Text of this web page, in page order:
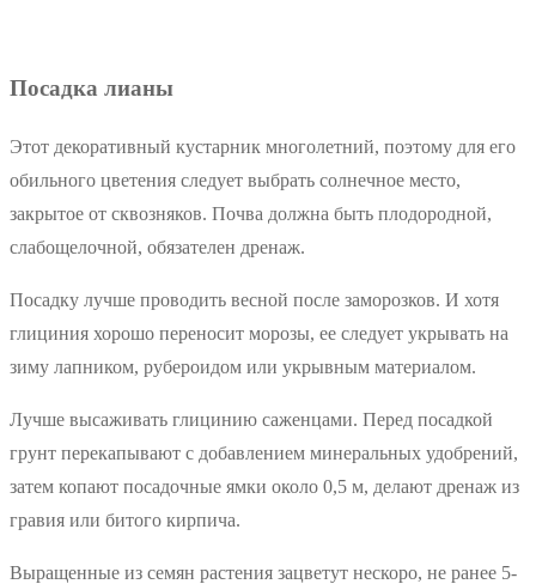
Посадка лианы
Этот декоративный кустарник многолетний, поэтому для его
обильного цветения следует выбрать солнечное место,
закрытое от сквозняков. Почва должна быть плодородной,
слабощелочной, обязателен дренаж.
Посадку лучше проводить весной после заморозков. И хотя
глициния хорошо переносит морозы, ее следует укрывать на
зиму лапником, рубероидом или укрывным материалом.
Лучше высаживать глицинию саженцами. Перед посадкой
грунт перекапывают с добавлением минеральных удобрений,
затем копают посадочные ямки около 0,5 м, делают дренаж из
гравия или битого кирпича.
Выращенные из семян растения зацветут нескоро, не ранее 5-